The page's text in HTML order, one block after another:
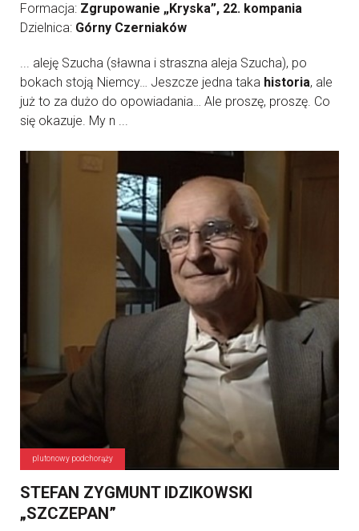
Formacja: Zgrupowanie „Kryska”, 22. kompania
Dzielnica: Górny Czerniaków
... aleję Szucha (sławna i straszna aleja Szucha), po
bokach stoją Niemcy… Jeszcze jedna taka historia, ale
już to za dużo do opowiadania… Ale proszę, proszę. Co
się okazuje. My n ...
plutonowy podchorąży
STEFAN ZYGMUNT IDZIKOWSKI
„SZCZEPAN”